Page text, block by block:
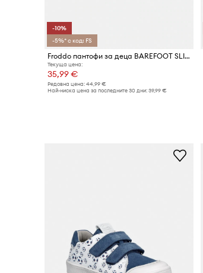
-10%
-5%* с код: FS
Froddo пантофи за деца BAREFOOT SLIPPERS
Текуща цена:
35,99 €
Редовна цена: 44,99 €
Най-ниска цена за последните 30 дни: 39,99 €